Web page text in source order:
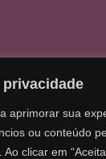
privacidade
aprimorar sua
ou conteúdo
clicar em